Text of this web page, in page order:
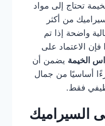
تحتاج إلى مواد
من أكثر
واضحة إذا تم
الاعتماد على
الخيمة يضمن أن
أساسيًا من جمال
فقط.
السيراميك